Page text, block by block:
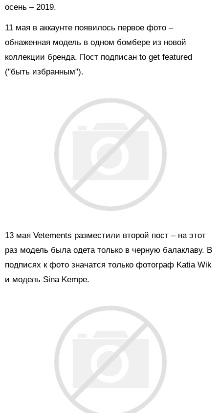
осень – 2019.
11 мая в аккаунте появилось первое фото –
обнаженная модель в одном бомбере из новой
коллекции бренда. Пост подписан to get featured
("быть избранным").
13 мая Vetements разместили второй пост – на этот
раз модель была одета только в черную балаклаву. В
подписях к фото значатся только фотограф Katia Wik
и модель Sina Kempe.